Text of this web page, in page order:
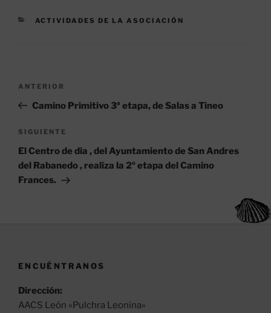
s
e
l
CATEGORÍAS
ACTIVIDADES DE LA ASOCIACIÓN
entradas
Entrada
anterior:
ANTERIOR
Camino Primitivo 3ª etapa, de Salas a Tineo
Siguiente
entrada
SIGUIENTE
El Centro de dia , del Ayuntamiento de San Andres
del Rabanedo , realiza la 2º etapa del Camino
Frances.
ENCUÉNTRANOS
Dirección:
AACS León «Pulchra Leonina»